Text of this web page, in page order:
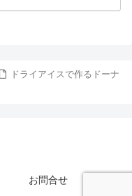
ドライアイスで作るドーナ
お問合せ